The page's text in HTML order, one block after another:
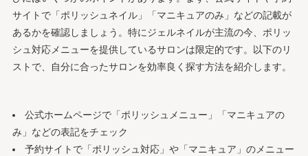
サイトで「ポリッシュネイル」「マニキュアのみ」などの記載が
あるかを確認しましょう。特にジェルネイルが主流の今、ポリッ
シュ対応メニューを提供しているサロンは限定的です。以下のリ
ストで、自分に合ったサロンを効率良く探す方法を紹介します。
公式ホームページで「ポリッシュメニュー」「マニキュアの
み」などの表記をチェック
予約サイトで「ポリッシュ対応」や「マニキュア」のメニュー